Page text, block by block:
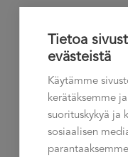
tammikuu 2026
7 ®EMV
07.01.2026
Vaasa
€2,950.00
Tietoa
evästeistä
Käytämme
kerätäksemme
suorituskykyä ja
sosiaalisen